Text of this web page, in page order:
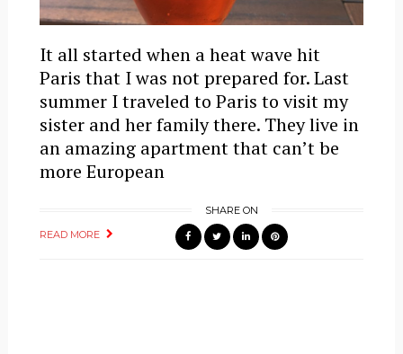
It all started when a heat wave hit
Paris that I was not prepared for. Last
summer I traveled to Paris to visit my
sister and her family there. They live in
an amazing apartment that can’t be
more European
READ MORE
SHARE ON